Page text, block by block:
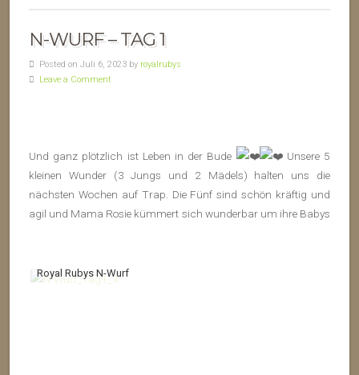
N-WURF – TAG 1
Posted on Juli 6, 2023 by royalrubys
Leave a Comment
Und ganz plötzlich ist Leben in der Bude
Unsere 5
kleinen Wunder (3 Jungs und 2 Mädels) halten uns die
nächsten Wochen auf Trap. Die Fünf sind schön kräftig und
agil und Mama Rosie kümmert sich wunderbar um ihre Babys
Royal Rubys N-Wurf